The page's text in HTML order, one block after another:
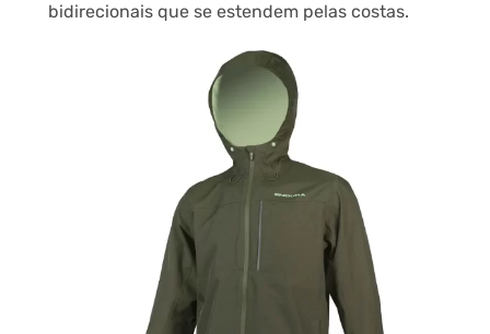
bidirecionais que se estendem pelas costas.